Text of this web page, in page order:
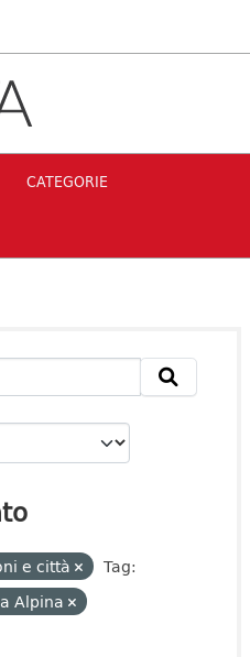
CATEGORIE
e città
Tag:
Alpina